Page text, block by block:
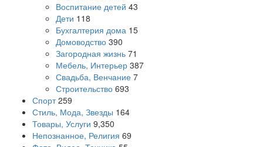
Воспитание детей 43
Дети 118
Бухгалтерия дома 15
Домоводство 390
Загородная жизнь 71
Мебель, Интерьер 387
Свадьба, Венчание 7
Строительство 693
Спорт 259
Стиль, Мода, Звезды 164
Товары, Услуги 9,350
Непознанное, Религия 69